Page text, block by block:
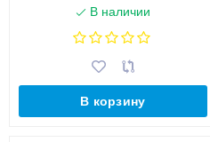
В наличии
В корзину